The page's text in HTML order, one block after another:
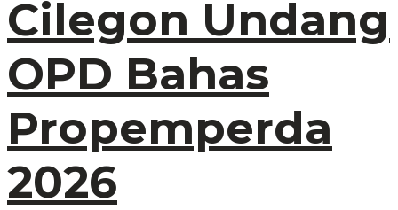
Cilegon Undang
OPD Bahas
Propemperda
2026